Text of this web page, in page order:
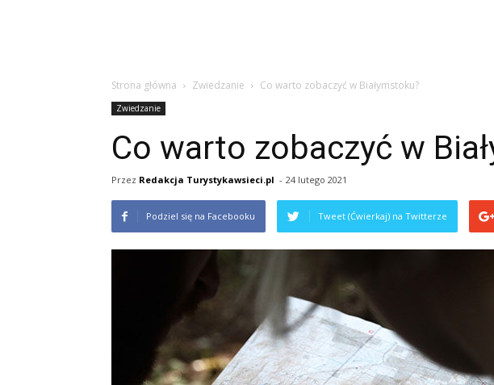
Strona główna Zwiedzanie Co warto zobaczyć w Białymstoku?
Zwiedzanie
Co warto zobaczyć w
Przez Redakcja Turystykawsieci.pl - 24 lutego 2021
Podziel się na Facebooku Tweet (Ćwierkaj) na Twitterze